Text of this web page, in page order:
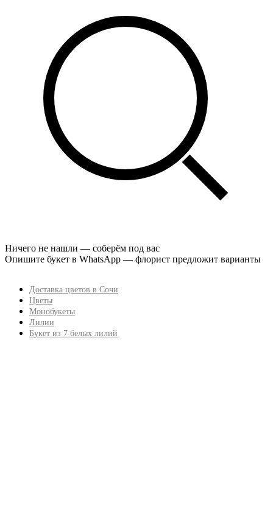
Ничего не нашли — соберём под вас
Опишите букет в WhatsApp — флорист предложит варианты
Доставка цветов в Сочи
Цветы
Монобукеты
Лилии
Букет из 7 белых лилий